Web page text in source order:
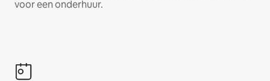
voor een onderhuur.